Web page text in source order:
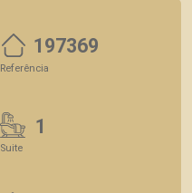
197369
Referência
1
Suite